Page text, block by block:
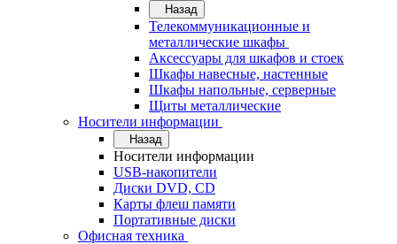
Назад
Телекоммуникационные и
металлические шкафы
Аксессуары для шкафов и стоек
Шкафы навесные, настенные
Шкафы напольные, серверные
Щиты металлические
Носители информации
Назад
Носители информации
USB-накопители
Диски DVD, CD
Карты флеш памяти
Портативные диски
Офисная техника